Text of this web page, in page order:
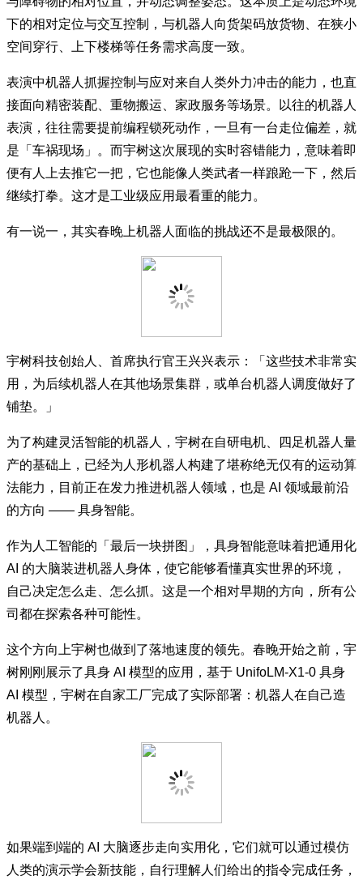
下的相对定位与交互控制，与机器人向货架码放货物、在狭小
空间穿行、上下楼梯等任务需求高度一致。
表演中机器人抓握控制与应对来自人类外力冲击的能力，也直
接面向精密装配、重物搬运、家政服务等场景。以往的机器人
表演，往往需要提前编程锁死动作，一旦有一台走位偏差，就
是「车祸现场」。而宇树这次展现的实时容错能力，意味着即
便有人上去推它一把，它也能像人类武者一样踉跄一下，然后
继续打拳。这才是工业级应用最看重的能力。
有一说一，其实春晚上机器人面临的挑战还不是最极限的。
宇树科技创始人、首席执行官王兴兴表示：「这些技术非常实
用，为后续机器人在其他场景集群，或单台机器人调度做好了
铺垫。」
为了构建灵活智能的机器人，宇树在自研电机、四足机器人量
产的基础上，已经为人形机器人构建了堪称绝无仅有的运动算
法能力，目前正在发力推进机器人领域，也是 AI 领域最前沿
的方向 —— 具身智能。
作为人工智能的「最后一块拼图」，具身智能意味着把通用化
AI 的大脑装进机器人身体，使它能够看懂真实世界的环境，
自己决定怎么走、怎么抓。这是一个相对早期的方向，所有公
司都在探索各种可能性。
这个方向上宇树也做到了落地速度的领先。春晚开始之前，宇
树刚刚展示了具身 AI 模型的应用，基于 UnifoLM-X1-0 具身
AI 模型，宇树在自家工厂完成了实际部署：机器人在自己造
机器人。
如果端到端的 AI 大脑逐步走向实用化，它们就可以通过模仿
人类的演示学会新技能，自行理解人们给出的指令完成任务，